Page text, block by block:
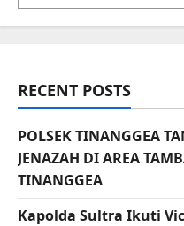
RECENT POSTS
POLSEK TINANGGEA
JENAZAH DI AREA
TINANGGEA
Kapolda Sultra Ikuti